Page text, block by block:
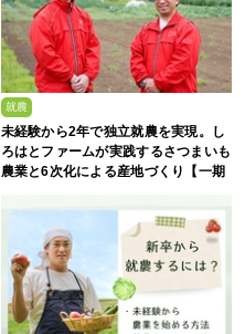
就農
未経験から2年で独立就農を実現。し
ろはとファームが実践するさつまいも
農業と6次化による産地づくり【一期